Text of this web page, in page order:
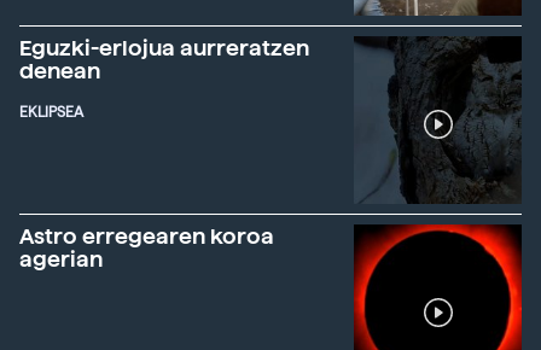
Eguzki-erlojua aurreratzen
denean
EKLIPSEA
Astro erregearen koroa
agerian